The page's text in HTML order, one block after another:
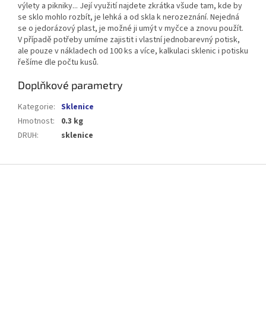
výlety a pikniky... Její využití najdete zkrátka všude tam, kde by
se sklo mohlo rozbít, je lehká a od skla k nerozeznání. Nejedná
se o jedorázový plast, je možné ji umýt v myčce a znovu použít.
V případě potřeby umíme zajistit i vlastní jednobarevný potisk,
ale pouze v nákladech od 100 ks a více, kalkulaci sklenic i potisku
řešíme dle počtu kusů.
Doplňkové parametry
Kategorie: Sklenice
Hmotnost:
0.3 kg
DRUH: sklenice